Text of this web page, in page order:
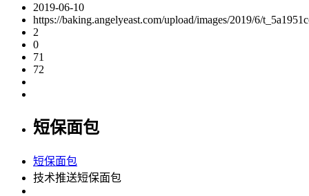
2019-06-10
https://baking.angelyeast.com/upload/images/2019/6/
2
0
71
72
短保面包
短保面包
技术推送短保面包